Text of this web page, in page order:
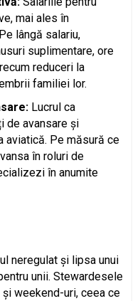
mai ales în
lângă salariu,
suplimentare, ore
reduceri la
familiei lor.
Lucrul ca
de avansare și
aviatică. Pe măsură ce
în roluri de
în anumite
neregulat și lipsa unui
unii. Stewardesele
weekend-uri, ceea ce